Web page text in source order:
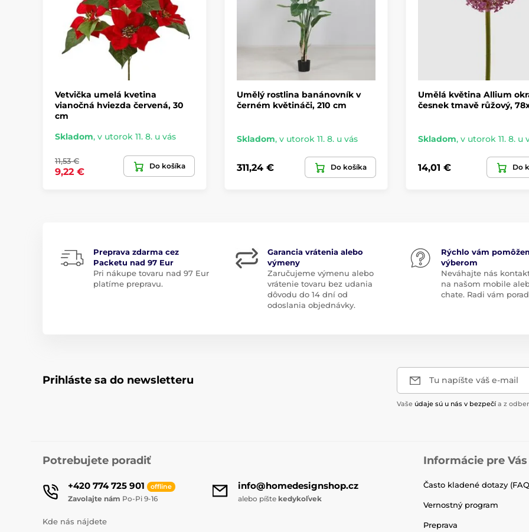
Vetvička umelá kvetina
vianočná hviezda červená, 30
cm
Skladom, v utorok 11. 8. u vás
11,53 €
9,22 €
Do košíka
Umělý rostlina banánovník v
černém květináči, 210 cm
Skladom, v utorok 11. 8. u vás
311,24 € Do košíka
Umělá květina Allium
česnek tmavě růžový,
Skladom, v utorok 11. 8. u
14,01 € Do
Preprava zdarma cez
Packetu nad 97 Eur
Pri nákupe tovaru nad 97 Eur
platíme prepravu.
Garancia vrátenia alebo
výmeny
Zaručujeme výmenu alebo
vrátenie tovaru bez udania
dôvodu do 14 dní od
odoslania objednávky.
Rýchlo vám
výberom
Neváhajte nás
na našom mobile
chate. Radi vám
Prihláste sa do newsletteru Tu napíšte váš e-mail
Vaše údaje sú u nás v bezpečí a z
Potrebujete poradiť
+420 774 725 901 offline
Zavolajte nám Po-Pi 9-16
info@homedesignshop.cz
alebo píšte kedykoľvek
Kde nás nájdete
Informácie pre Vás
Často kladené dotazy
Vernostný program
Preprava